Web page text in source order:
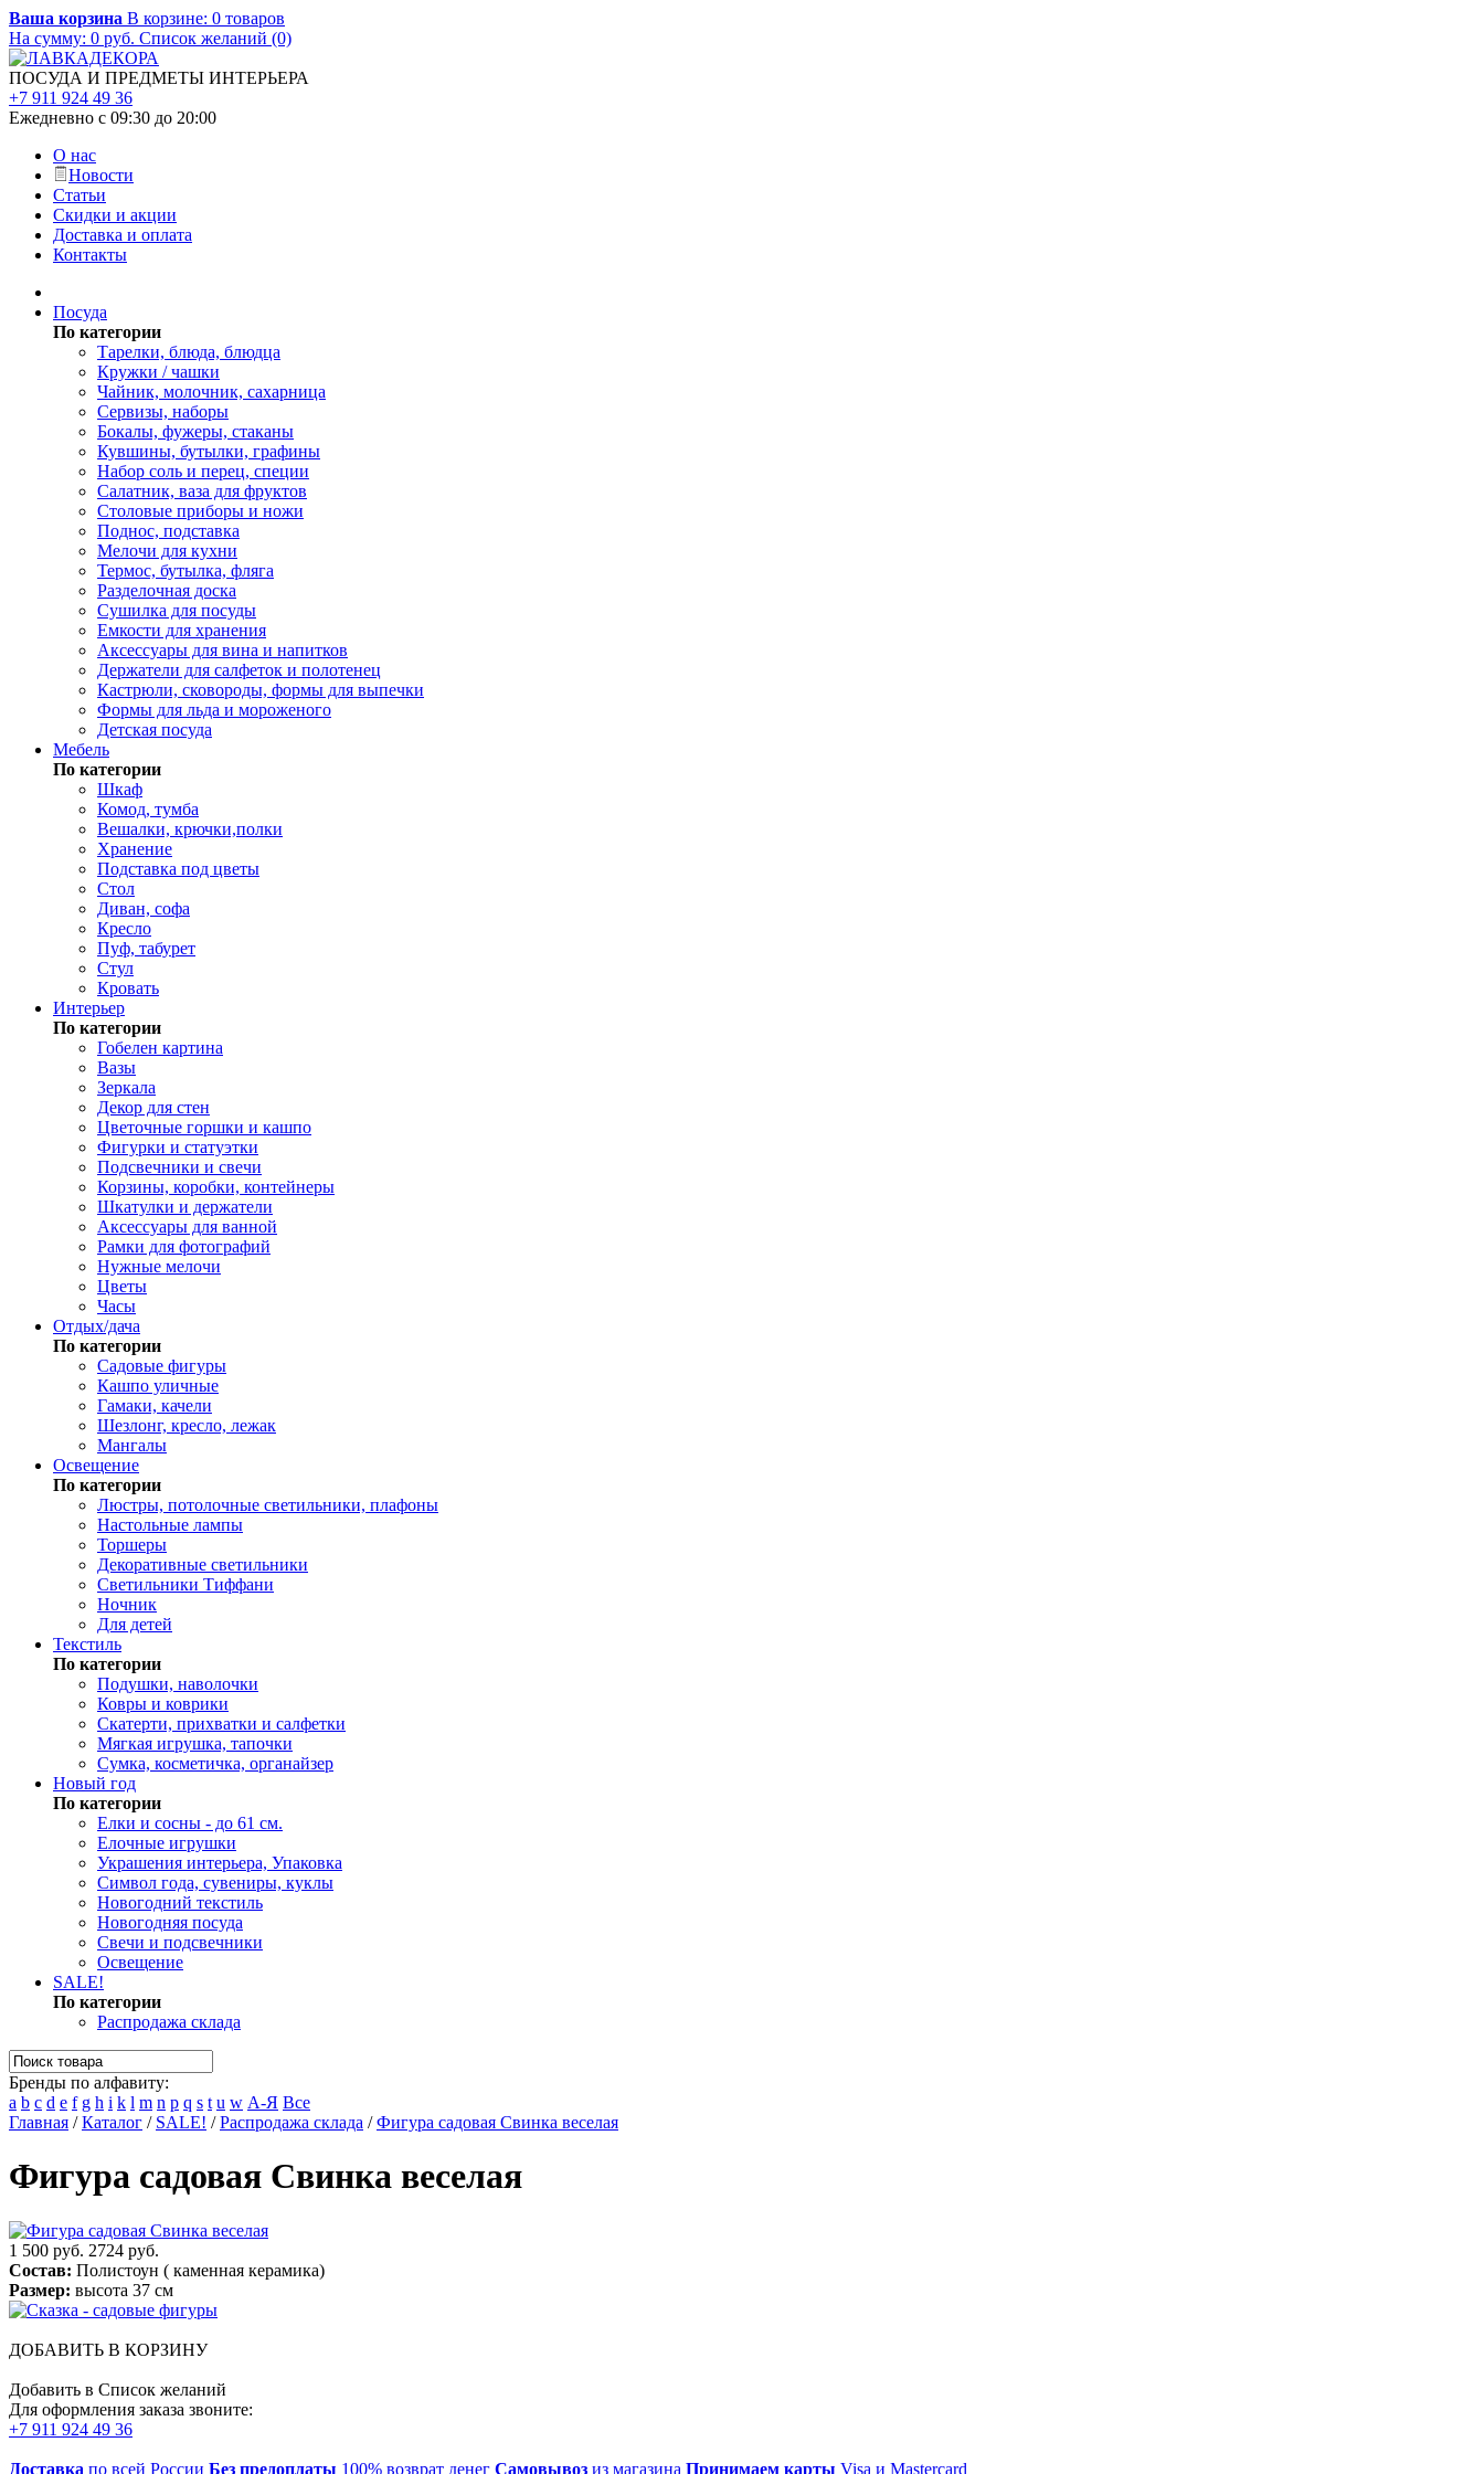
Ваша корзина В корзине: 0 товаров
На сумму: 0 руб. Список желаний (0)
ПОСУДА И ПРЕДМЕТЫ ИНТЕРЬЕРА
+7 911 924 49 36
Ежедневно с 09:30 до 20:00
О нас
Новости
Статьи
Скидки и акции
Доставка и оплата
Контакты
Посуда
По категории
Тарелки, блюда, блюдца
Кружки / чашки
Чайник, молочник, сахарница
Сервизы, наборы
Бокалы, фужеры, стаканы
Кувшины, бутылки, графины
Набор соль и перец, специи
Салатник, ваза для фруктов
Столовые приборы и ножи
Поднос, подставка
Мелочи для кухни
Термос, бутылка, фляга
Разделочная доска
Сушилка для посуды
Емкости для хранения
Аксессуары для вина и напитков
Держатели для салфеток и полотенец
Кастрюли, сковороды, формы для выпечки
Формы для льда и мороженого
Детская посуда
Мебель
По категории
Шкаф
Комод, тумба
Вешалки, крючки,полки
Хранение
Подставка под цветы
Стол
Диван, софа
Кресло
Пуф, табурет
Стул
Кровать
Интерьер
По категории
Гобелен картина
Вазы
Зеркала
Декор для стен
Цветочные горшки и кашпо
Фигурки и статуэтки
Подсвечники и свечи
Корзины, коробки, контейнеры
Шкатулки и держатели
Аксессуары для ванной
Рамки для фотографий
Нужные мелочи
Цветы
Часы
Отдых/дача
По категории
Садовые фигуры
Кашпо уличные
Гамаки, качели
Шезлонг, кресло, лежак
Мангалы
Освещение
По категории
Люстры, потолочные светильники, плафоны
Настольные лампы
Торшеры
Декоративные светильники
Светильники Тиффани
Ночник
Для детей
Текстиль
По категории
Подушки, наволочки
Ковры и коврики
Скатерти, прихватки и салфетки
Мягкая игрушка, тапочки
Сумка, косметичка, органайзер
Новый год
По категории
Елки и сосны - до 61 см.
Елочные игрушки
Украшения интерьера, Упаковка
Символ года, сувениры, куклы
Новогодний текстиль
Новогодняя посуда
Свечи и подсвечники
Освещение
SALE!
По категории
Распродажа склада
Бренды по алфавиту:
a b c d e f g h i k l m n p q s t u w А-Я Все
Главная /Каталог / SALE! /Распродажа склада /Фигура садовая Свинка веселая
Фигура садовая Свинка веселая
1 500 руб. 2724 руб.
Состав: Полистоун ( каменная керамика)
Размер: высота 37 см
ДОБАВИТЬ В КОРЗИНУ
Добавить в Список желаний
Для оформления заказа звоните:
+7 911 924 49 36
Доставка по всей России Без предоплаты 100% возврат денег Самовывоз из магазина Принимаем карты Visa и Mastercard